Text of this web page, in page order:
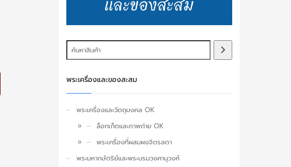
พระเครื่องและของสะสม
พระเครื่องและวัตถุมงคล OK
ล็อกเก็ตและภาพถ่าย OK
พระเครื่องที่ผสมผงจิตรลดา
พระมหากษัตริย์และพระบรมวงศานุวงศ์